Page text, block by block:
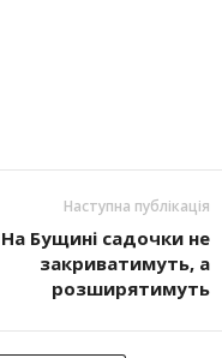
Наступна публікація
На Бущині садочки не
закриватимуть, а
розширятимуть